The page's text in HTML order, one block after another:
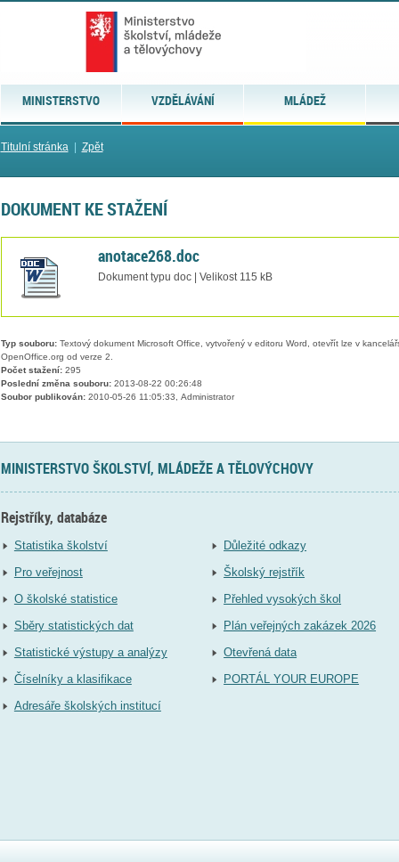
MINISTERSTVO VZDĚLÁVÁNÍ MLÁDEŽ
Titulní stránka| Zpět
DOKUMENT KE STAŽENÍ
anotace268.doc
Dokument typu doc | Velikost 115 kB
Typ souboru:Textový dokument Microsoft Office, vytvořený v editoru Word, otevřít lze v
OpenOffice.org od verze 2.
Počet stažení:295
Poslední změna souboru:2013-08-22 00:26:48
Soubor publikován:2010-05-26 11:05:33, Administrator
MINISTERSTVO ŠKOLSTVÍ, MLÁDEŽE A TĚLOVÝCHOVY
Rejstříky, databáze
Statistika školství
Pro veřejnost
O školské statistice
Sběry statistických dat
Statistické výstupy a analýzy
Číselníky a klasifikace
Adresáře školských institucí
Důležité odkazy
Školský rejstřík
Přehled vysokých škol
Plán veřejných zakázek 2026
Otevřená data
PORTÁL YOUR EUROPE